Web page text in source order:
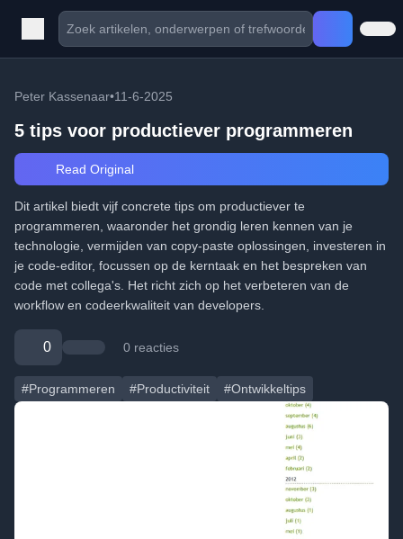
Peter Kassenaar•11-6-2025
5 tips voor productiever programmeren
Read Original
Dit artikel biedt vijf concrete tips om productiever te
programmeren, waaronder het grondig leren kennen van je
technologie, vermijden van copy-paste oplossingen, investeren in
je code-editor, focussen op de kerntaak en het bespreken van
code met collega's. Het richt zich op het verbeteren van de
workflow en codeerkwaliteit van developers.
0 0 reacties
#Programmeren #Productiviteit #Ontwikkeltips